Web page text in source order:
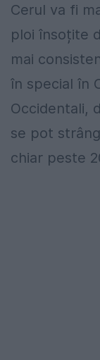
Cerul va fi
ploi însoțite
mai
în special în
Occidentali,
se pot
chiar peste